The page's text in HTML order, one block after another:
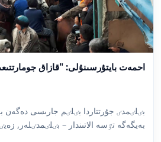
احمەت بايتۇرسىنۇلى: "قازاق
بٸلٸمدٸ جۇرتتاردا بٸلٸم جارىسى دەگەن
بەيگەگە تٷسە الاتىندار – بٸلٸمدٸلەر,